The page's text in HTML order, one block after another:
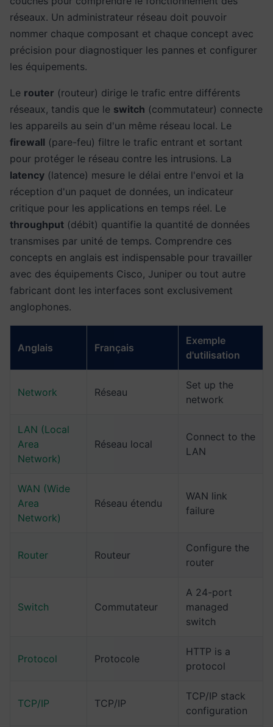
réseaux. Un administrateur réseau doit pouvoir
nommer chaque composant et chaque concept avec
précision pour diagnostiquer les pannes et configurer
les équipements.
Le router (routeur) dirige le trafic entre différents
réseaux, tandis que le switch (commutateur) connecte
les appareils au sein d'un même réseau local. Le
firewall (pare-feu) filtre le trafic entrant et sortant
pour protéger le réseau contre les intrusions. La
latency (latence) mesure le délai entre l'envoi et la
réception d'un paquet de données, un indicateur
critique pour les applications en temps réel. Le
throughput (débit) quantifie la quantité de données
transmises par unité de temps. Comprendre ces
concepts en anglais est indispensable pour travailler
avec des équipements Cisco, Juniper ou tout autre
fabricant dont les interfaces sont exclusivement
anglophones.
Anglais Français
Exemple
d'utilisation
Network Réseau
Set up the
network
LAN (Local
Area
Network)
Réseau local
Connect to the
LAN
WAN (Wide
Area
Network)
Réseau étendu
WAN link
failure
Router Routeur
Configure the
router
Switch Commutateur
A 24-port
managed
switch
Protocol Protocole
HTTP is a
protocol
TCP/IP TCP/IP
TCP/IP stack
configuration